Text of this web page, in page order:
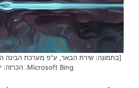
Microsoft Bing. הכרזה: ייצור ידע]